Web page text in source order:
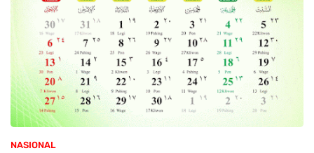
NASIONAL